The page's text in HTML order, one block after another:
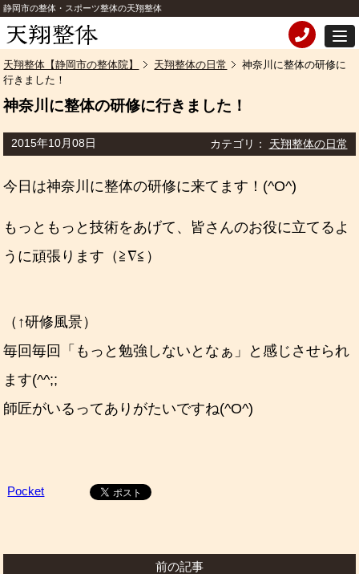
静岡市の整体・スポーツ整体の天翔整体
天翔整体【静岡市の整体院】 天翔整体の日常
神奈川に整体の研修に
行きました！
神奈川に整体の研修に行きました！
2015年10月08日 カテゴリ： 天翔整体の日常
今日は神奈川に整体の研修に来てます！(^O^)
もっともっと技術をあげて、皆さんのお役に立てるよ
うに頑張ります（≧∇≦）
（↑研修風景）
毎回毎回「もっと勉強しないとなぁ」と感じさせられ
ます(^^;;
師匠がいるってありがたいですね(^O^)
Pocket
前の記事